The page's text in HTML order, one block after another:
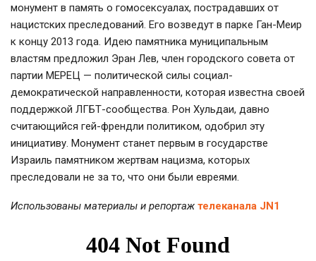
монумент в память о гомосексуалах, пострадавших от
нацистских преследований. Его возведут в парке Ган-Меир
к концу 2013 года. Идею памятника муниципальным
властям предложил Эран Лев, член городского совета от
партии МЕРЕЦ — политической силы социал-
демократической направленности, которая известна своей
поддержкой ЛГБТ-сообщества. Рон Хульдаи, давно
считающийся гей-френдли политиком, одобрил эту
инициативу. Монумент станет первым в государстве
Израиль памятником жертвам нацизма, которых
преследовали не за то, что они были евреями.
Использованы материалы и репортаж телеканала JN1